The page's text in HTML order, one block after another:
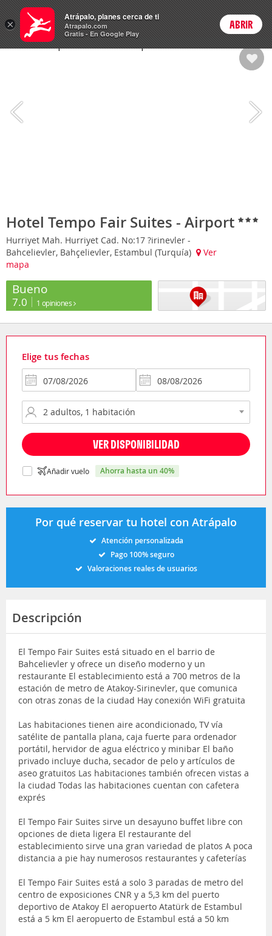
Hoteles Login
Hotel Tempo Fair Suites - Airport
Hurriyet Mah. Hurriyet Cad. No:17 ?irinevler -
Bahcelievler, Bahçelievler, Estambul (Turquía)
Ver
mapa
Bueno
7.0 1 opiniones
Elige tus fechas
VER DISPONIBILIDAD
Añadir vuelo ahorra hasta un 40%
Por qué reservar tu hotel con Atrápalo
Atención personalizada
Pago 100% seguro
Valoraciones reales de usuarios
Descripción
El Tempo Fair Suites está situado en el barrio de
Bahcelievler y ofrece un diseño moderno y un
restaurante El establecimiento está a 700 metros de la
estación de metro de Atakoy-Sirinevler, que comunica
con otras zonas de la ciudad Hay conexión WiFi gratuita
Las habitaciones tienen aire acondicionado, TV vía
satélite de pantalla plana, caja fuerte para ordenador
portátil, hervidor de agua eléctrico y minibar El baño
privado incluye ducha, secador de pelo y artículos de
aseo gratuitos Las habitaciones también ofrecen vistas a
la ciudad Todas las habitaciones cuentan con cafetera
exprés
El Tempo Fair Suites sirve un desayuno buffet libre con
opciones de dieta ligera El restaurante del
establecimiento sirve una gran variedad de platos A poca
distancia a pie hay numerosos restaurantes y cafeterías
El Tempo Fair Suites está a solo 3 paradas de metro del
centro de exposiciones CNR y a 5,3 km del puerto
deportivo de Atakoy El aeropuerto Atatürk de Estambul
está a 5 km El aeropuerto de Estambul está a 50 km
×
Atrápalo, planes cerca de ti
Atrapalo.com
Gratis - En Google Play
ABRIR